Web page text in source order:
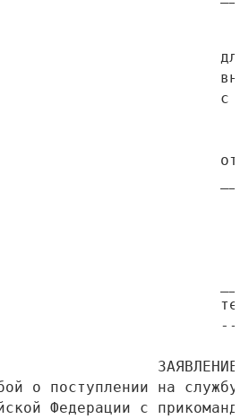
с
от
ЗАЯВЛЕНИЕ
о поступлении на службу
Федерации с